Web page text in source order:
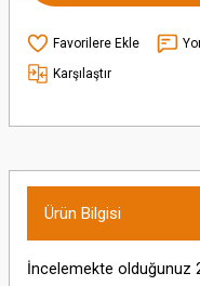
Karşılaştır
Ürün Bilgisi
İncelemekte olduğunuz